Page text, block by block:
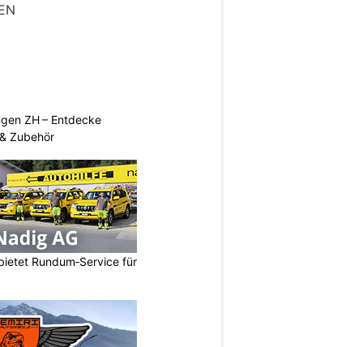
ZH – Entdecke
Zubehör
Rundum‑Service für